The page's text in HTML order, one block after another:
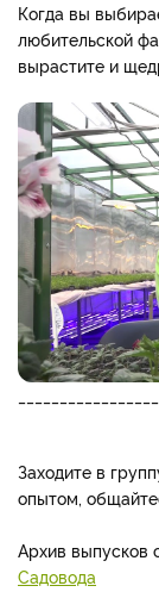
Когда вы
любительской
вырастите и
Заходите в
опытом,
Архив выпусков
Садовода